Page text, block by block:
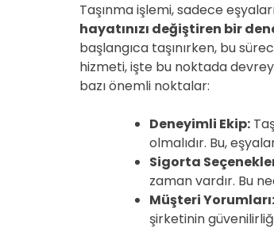
Taşınma işlemi, sadece
hayatınızı değiştiren bir
başlangıca taşınırken, bu
hizmeti, işte bu noktada
bazı önemli noktalar:
Deneyimli Ekip:
olmalıdır. Bu,
Sigorta
zaman vardır. Bu
Müşteri Yorumları:
şirketinin